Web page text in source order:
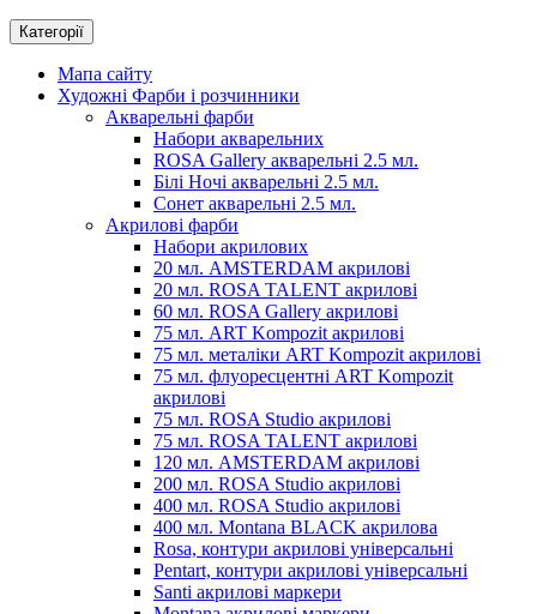
Категорії
Мапа сайту
Художні Фарби і розчинники
Акварельні фарби
Набори акварельних
ROSA Gallery акварельні 2.5 мл.
Білі Ночі акварельні 2.5 мл.
Сонет акварельні 2.5 мл.
Акрилові фарби
Набори акрилових
20 мл. AMSTERDAM акрилові
20 мл. ROSA TALENT акрилові
60 мл. ROSA Gallery акрилові
75 мл. ART Kompozit акрилові
75 мл. металіки ART Kompozit акрилові
75 мл. флуоресцентні ART Kompozit
акрилові
75 мл. ROSA Studio акрилові
75 мл. ROSA TALENT акрилові
120 мл. AMSTERDAM акрилові
200 мл. ROSA Studio акрилові
400 мл. ROSA Studio акрилові
400 мл. Montana BLACK акрилова
Rosa, контури акрилові універсальні
Pentart, контури акрилові універсальні
Santi акрилові маркери